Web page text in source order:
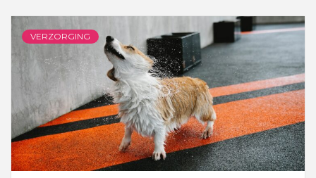
VERZORGING